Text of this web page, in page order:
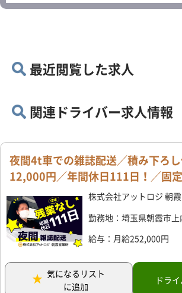
最近閲覧した求人
関連ドライバー求人情報
夜間4t車での雑誌配送／積み下ろ
12,000円／年間休日111日！／固
株式会社アットロジ 朝
勤務地：埼玉県朝霞市
給与：月給252,000円
気になるリスト
に追加
ドラ